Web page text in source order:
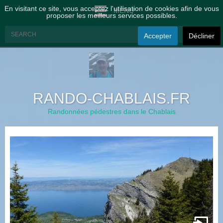
MENU
RANDO-CHABLAIS.FR
Randonnées pédestres dans le Chablais
En visitant ce site, vous acceptez l'utilisation de cookies afin de vous
proposer les meilleurs services possibles.
Accepter Décliner